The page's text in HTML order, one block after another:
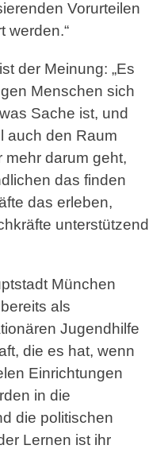
Vorurteilen
werden.“
der Meinung: „Es
Menschen sich
Sache ist, und
auch den Raum
darum geht,
das finden
das erleben,
unterstützend
München
als
Jugendhilfe
die es hat, wenn
Einrichtungen
in die
die politischen
Lernen ist ihr